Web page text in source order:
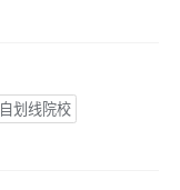
自划线院校